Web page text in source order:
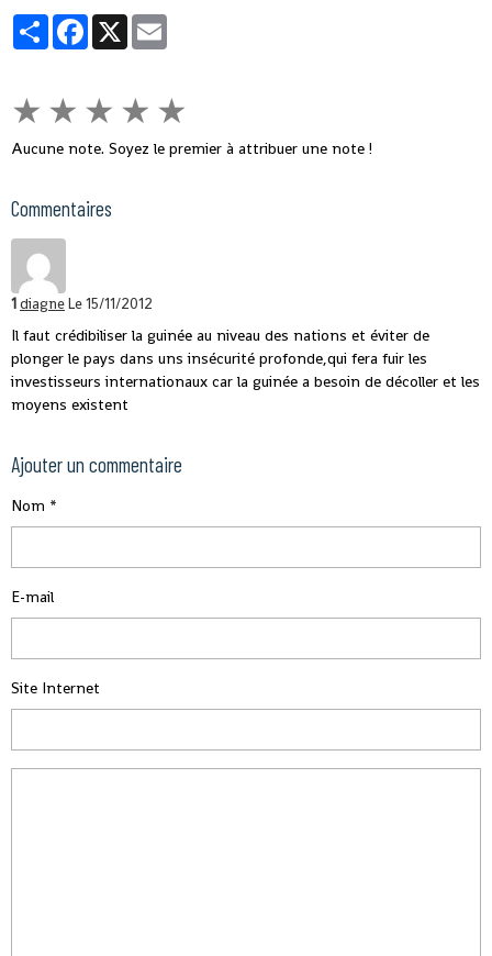
PartagerFacebook
X
★ ★ ★ ★ ★
Aucune note. Soyez le premier à attribuer une note !
Commentaires
1diagneLe 15/11/2012
Il faut crédibiliser la guinée au niveau des nations et éviter de
plonger le pays dans uns insécurité profonde,qui fera fuir les
investisseurs internationaux car la guinée a besoin de décoller et les
moyens existent
Ajouter un commentaire
Nom
E-mail
Site Internet